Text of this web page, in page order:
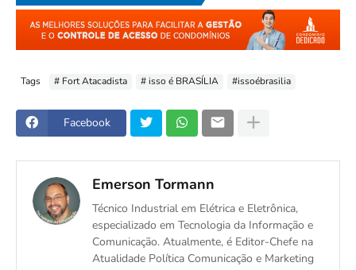
Tags # Fort Atacadista # isso é BRASÍLIA #issoébrasilia
Facebook
Emerson Tormann
Técnico Industrial em Elétrica e Eletrônica,
especializado em Tecnologia da Informação e
Comunicação. Atualmente, é Editor-Chefe na
Atualidade Política Comunicação e Marketing